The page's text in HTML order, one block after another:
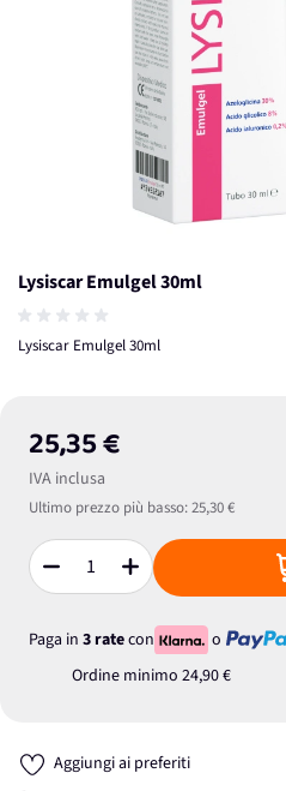
Lysiscar Emulgel 30ml
Lysiscar Emulgel 30ml
25,35 €
IVA inclusa
Ultimo prezzo più basso:25,30 €
Quantità
Paga in 3 ratecon
o
Ordine minimo 24,90 €
Aggiungi ai preferiti